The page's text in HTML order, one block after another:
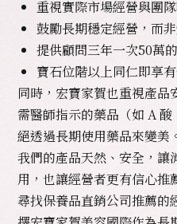
重視實際市場經營與團
鼓勵長期穩定經營，而
提供顧問三年一次50萬
寶石位階以上同仁即享
同時，宏寶家賀也重視產品
需醫師指示的藥品（如 A
絕透過長期使用藥品來變美
我們的產品天然、安全，讓
用，也讓經營者更有信心推
尋找保養品直銷公司推薦的